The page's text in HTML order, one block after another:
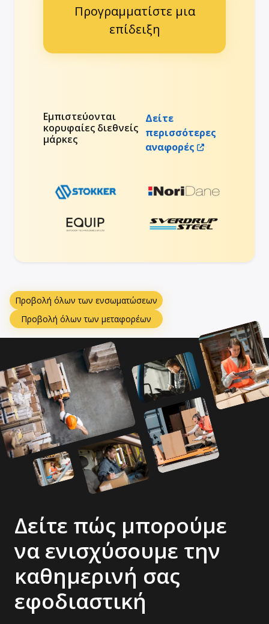
Προγραμματίστε μια
επίδειξη
Εμπιστεύονται
κορυφαίες διεθνείς
μάρκες
Δείτε
περισσότερες
αναφορές
Προβολή όλων των ενσωματώσεων
Προβολή όλων των μεταφορέων
Δείτε πώς μπορούμε
να ενισχύσουμε την
καθημερινή σας
εφοδιαστική